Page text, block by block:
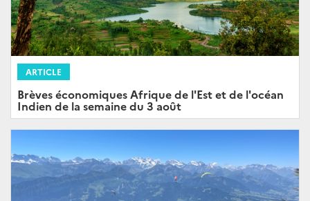
ARTICLE
Brèves économiques Afrique de l'Est et de l'océan
Indien de la semaine du 3 août